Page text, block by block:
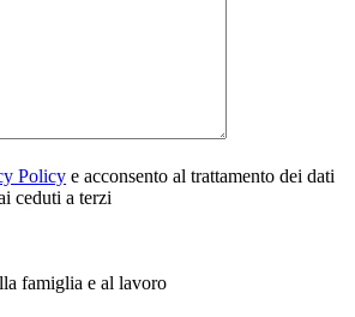
Policy e acconsento al trattamento dei dati
ceduti a terzi
famiglia e al lavoro